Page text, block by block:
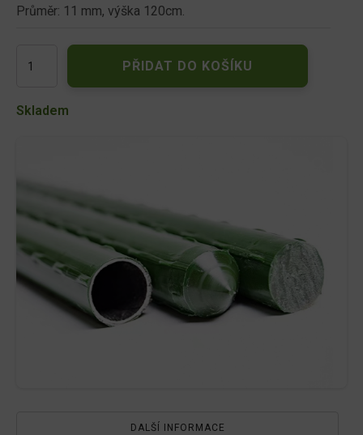
Průměr: 11 mm, výška 120cm.
METALPLAST
120cm/d11mm/
želená
PŘIDAT DO KOŠÍKU
Skladem
DALŠÍ INFORMACE